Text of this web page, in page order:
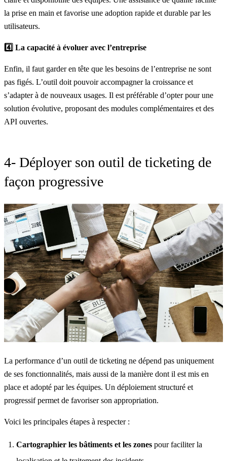
la prise en main et favorise une adoption rapide et durable par les
utilisateurs.
4️⃣ La capacité à évoluer avec l’entreprise
Enfin, il faut garder en tête que les besoins de l’entreprise ne sont
pas figés. L’outil doit pouvoir accompagner la croissance et
s’adapter à de nouveaux usages. Il est préférable d’opter pour une
solution évolutive, proposant des modules complémentaires et des
API ouvertes.
4- Déployer son outil de ticketing de
façon progressive
La performance d’un outil de ticketing ne dépend pas uniquement
de ses fonctionnalités, mais aussi de la manière dont il est mis en
place et adopté par les équipes. Un déploiement structuré et
progressif permet de favoriser son appropriation.
Voici les principales étapes à respecter :
Cartographier les bâtiments et les zones pour faciliter la